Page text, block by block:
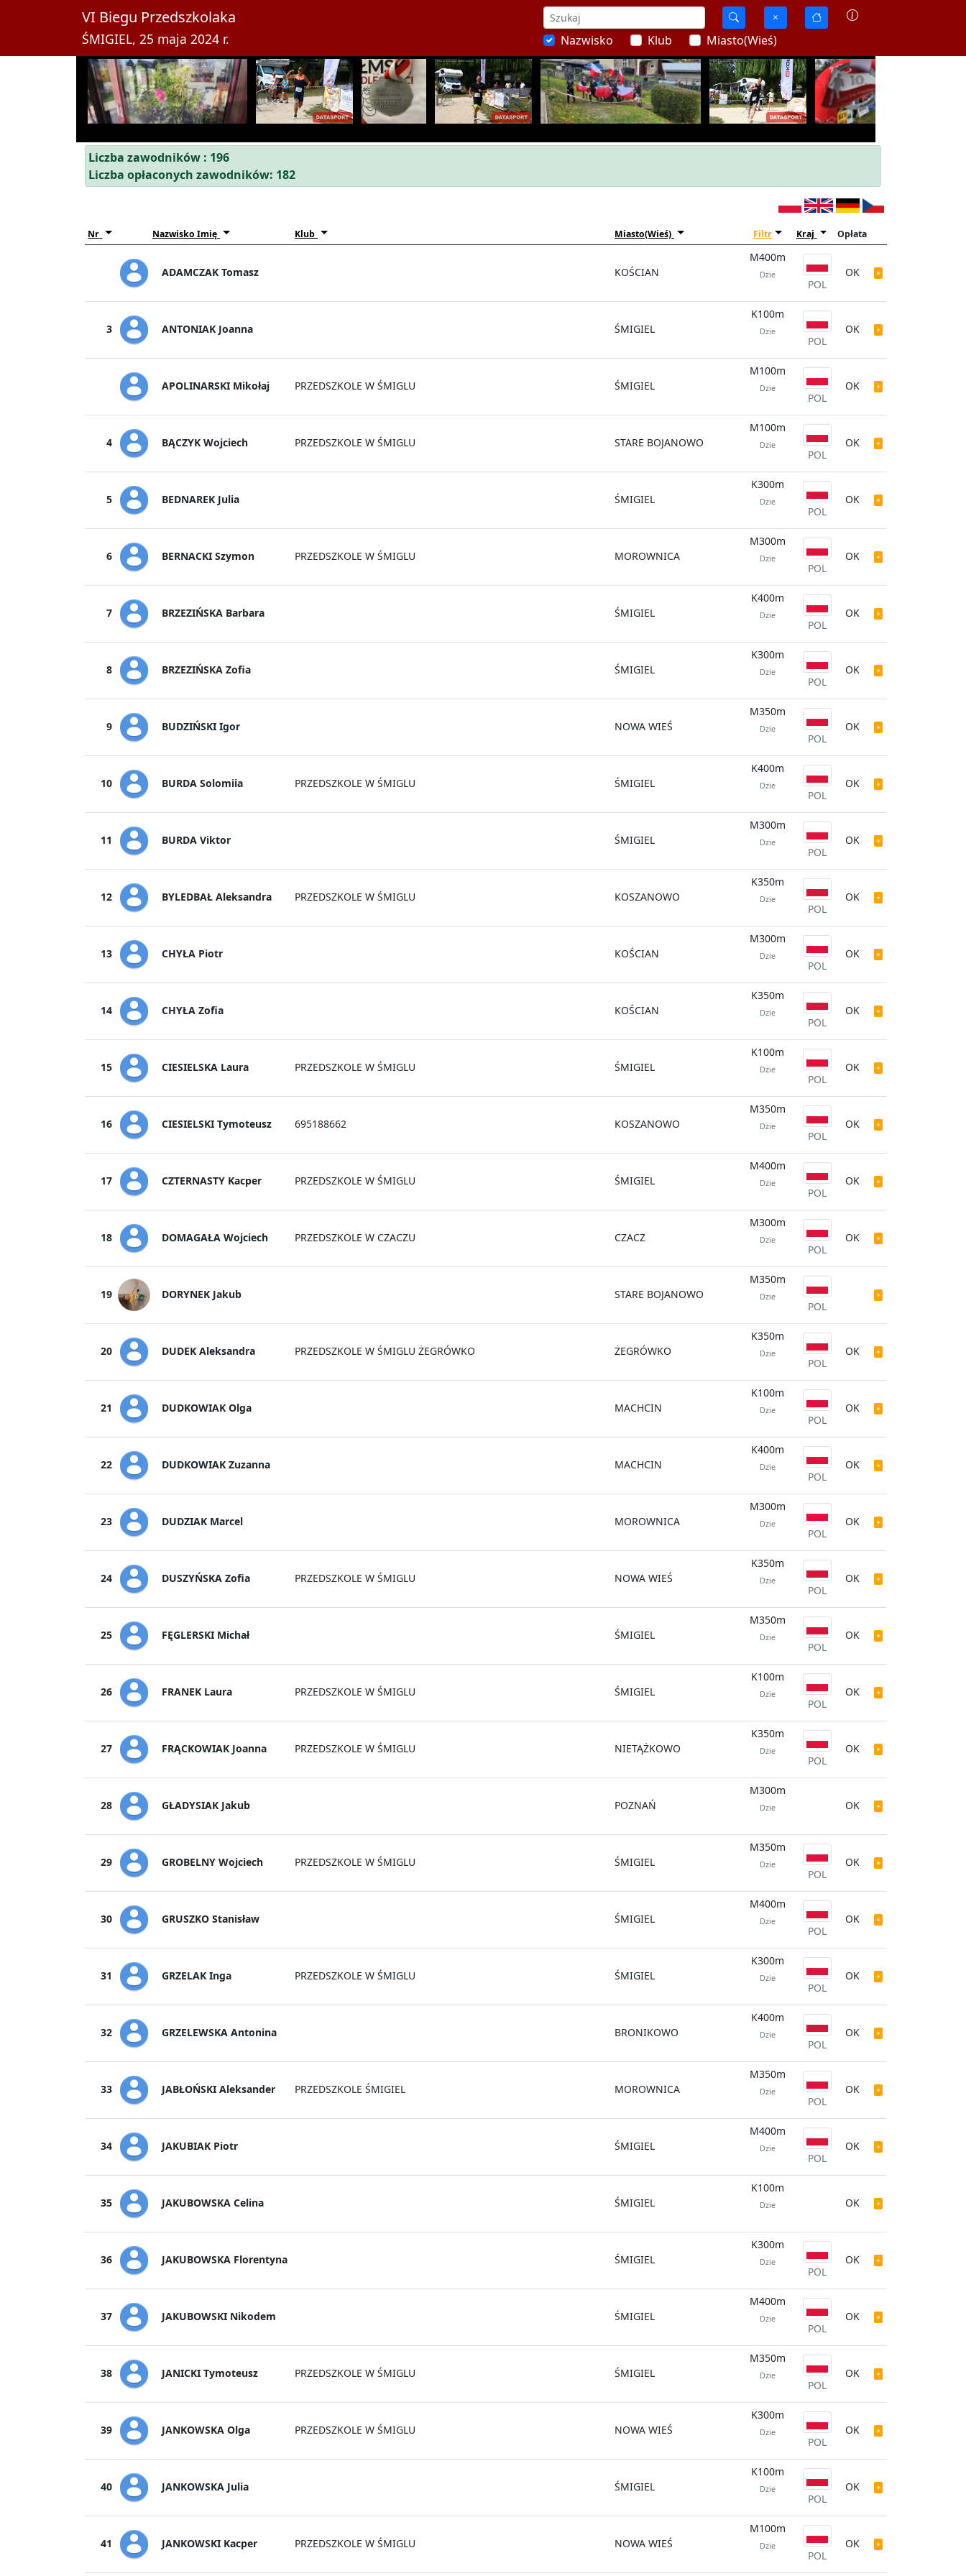
VI Biegu Przedszkolaka
ŚMIGIEL, 25 maja 2024 r. Nazwisko Klub Miasto(Wieś)
Liczba zawodników : 196
Liczba opłaconych zawodników: 182
Nr Nazwisko Imię Klub Miasto(Wieś) Filtr Kraj Opłata
ADAMCZAK Tomasz KOŚCIAN
M400m
Dzie
POL
OK
3 ANTONIAK Joanna ŚMIGIEL
K100m
Dzie
POL
OK
APOLINARSKI Mikołaj PRZEDSZKOLE W ŚMIGLU ŚMIGIEL
M100m
Dzie
POL
OK
4 BĄCZYK Wojciech PRZEDSZKOLE W ŚMIGLU STARE BOJANOWO
M100m
Dzie
POL
OK
5 BEDNAREK Julia ŚMIGIEL
K300m
Dzie
POL
OK
6 BERNACKI Szymon PRZEDSZKOLE W ŚMIGLU MOROWNICA
M300m
Dzie
POL
OK
7 BRZEZIŃSKA Barbara ŚMIGIEL
K400m
Dzie
POL
OK
8 BRZEZIŃSKA Zofia ŚMIGIEL
K300m
Dzie
POL
OK
9 BUDZIŃSKI Igor NOWA WIEŚ
M350m
Dzie
POL
OK
10 BURDA Solomiia PRZEDSZKOLE W ŚMIGLU ŚMIGIEL
K400m
Dzie
POL
OK
11 BURDA Viktor ŚMIGIEL
M300m
Dzie
POL
OK
12 BYLEDBAŁ Aleksandra PRZEDSZKOLE W ŚMIGLU KOSZANOWO
K350m
Dzie
POL
OK
13 CHYŁA Piotr KOŚCIAN
M300m
Dzie
POL
OK
14 CHYŁA Zofia KOŚCIAN
K350m
Dzie
POL
OK
15 CIESIELSKA Laura PRZEDSZKOLE W ŚMIGLU ŚMIGIEL
K100m
Dzie
POL
OK
16 CIESIELSKI Tymoteusz 695188662 KOSZANOWO
M350m
Dzie
POL
OK
17 CZTERNASTY Kacper PRZEDSZKOLE W ŚMIGLU ŚMIGIEL
M400m
Dzie
POL
OK
18 DOMAGAŁA Wojciech PRZEDSZKOLE W CZACZU CZACZ
M300m
Dzie
POL
OK
19 DORYNEK Jakub STARE BOJANOWO
M350m
Dzie
POL
20 DUDEK Aleksandra PRZEDSZKOLE W ŚMIGLU ŻEGRÓWKO ŻEGRÓWKO
K350m
Dzie
POL
OK
21 DUDKOWIAK Olga MACHCIN
K100m
Dzie
POL
OK
22 DUDKOWIAK Zuzanna MACHCIN
K400m
Dzie
POL
OK
23 DUDZIAK Marcel MOROWNICA
M300m
Dzie
POL
OK
24 DUSZYŃSKA Zofia PRZEDSZKOLE W ŚMIGLU NOWA WIEŚ
K350m
Dzie
POL
OK
25 FĘGLERSKI Michał ŚMIGIEL
M350m
Dzie
POL
OK
26 FRANEK Laura PRZEDSZKOLE W ŚMIGLU ŚMIGIEL
K100m
Dzie
POL
OK
27 FRĄCKOWIAK Joanna PRZEDSZKOLE W ŚMIGLU NIETĄŻKOWO
K350m
Dzie
POL
OK
28 GŁADYSIAK Jakub POZNAŃ
M300m
Dzie OK
29 GROBELNY Wojciech PRZEDSZKOLE W ŚMIGLU ŚMIGIEL
M350m
Dzie
POL
OK
30 GRUSZKO Stanisław ŚMIGIEL
M400m
Dzie
POL
OK
31 GRZELAK Inga PRZEDSZKOLE W ŚMIGLU ŚMIGIEL
K300m
Dzie
POL
OK
32 GRZELEWSKA Antonina BRONIKOWO
K400m
Dzie
POL
OK
33 JABŁOŃSKI Aleksander PRZEDSZKOLE ŚMIGIEL MOROWNICA
M350m
Dzie
POL
OK
34 JAKUBIAK Piotr ŚMIGIEL
M400m
Dzie
POL
OK
35 JAKUBOWSKA Celina ŚMIGIEL
K100m
Dzie OK
36 JAKUBOWSKA Florentyna ŚMIGIEL
K300m
Dzie
POL
OK
37 JAKUBOWSKI Nikodem ŚMIGIEL
M400m
Dzie
POL
OK
38 JANICKI Tymoteusz PRZEDSZKOLE W ŚMIGLU ŚMIGIEL
M350m
Dzie
POL
OK
39 JANKOWSKA Olga PRZEDSZKOLE W ŚMIGLU NOWA WIEŚ
K300m
Dzie
POL
OK
40 JANKOWSKA Julia ŚMIGIEL
K100m
Dzie
POL
OK
41 JANKOWSKI Kacper PRZEDSZKOLE W ŚMIGLU NOWA WIEŚ
M100m
Dzie
POL
OK